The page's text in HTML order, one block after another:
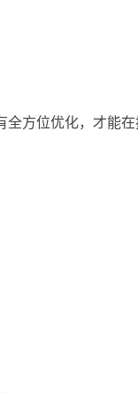
方位优化，才能